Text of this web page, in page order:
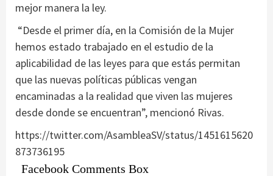
mejor manera la ley.
“Desde el primer día, en la Comisión de la Mujer
hemos estado trabajado en el estudio de la
aplicabilidad de las leyes para que estás permitan
que las nuevas políticas públicas vengan
encaminadas a la realidad que viven las mujeres
desde donde se encuentran”, mencionó Rivas.
https://twitter.com/AsambleaSV/status/1451615620
873736195
Facebook Comments Box